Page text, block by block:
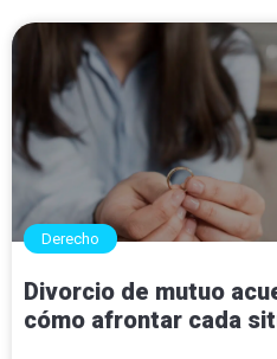
Derecho
Divorcio de mutuo
cómo afrontar cada